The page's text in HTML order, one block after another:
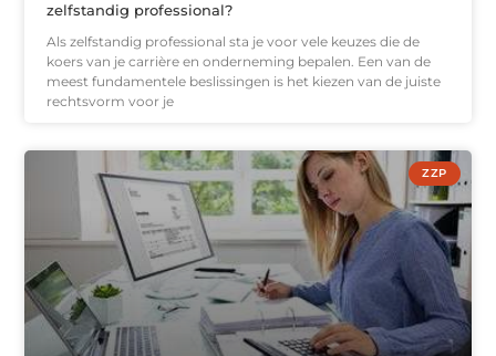
zelfstandig professional?
Als zelfstandig professional sta je voor vele keuzes die de
koers van je carrière en onderneming bepalen. Een van de
meest fundamentele beslissingen is het kiezen van de juiste
rechtsvorm voor je
ZZP